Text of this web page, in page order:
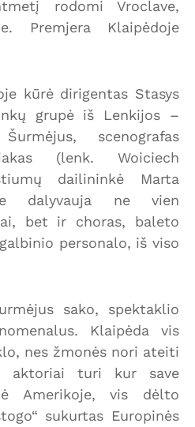
rodomi Vroclave,
Premjera Klaipėdoje
kūrė dirigentas Stasys
grupė iš Lenkijos –
scenografas
(lenk. Woiciech
dailininkė Marta
dalyvauja ne vien
bet ir choras, baleto
personalo, iš viso
sako, spektaklio
Klaipėda vis
nes žmonės nori ateiti
turi kur save
Amerikoje, vis dėlto
sukurtas Europinės